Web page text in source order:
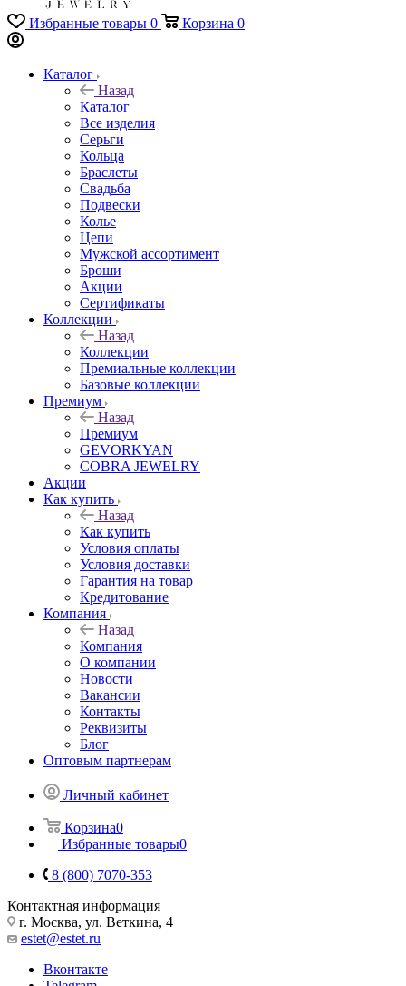
Избранные товары 0 Корзина 0
Каталог
Назад
Каталог
Все изделия
Серьги
Кольца
Браслеты
Свадьба
Подвески
Колье
Цепи
Мужской ассортимент
Броши
Акции
Сертификаты
Коллекции
Назад
Коллекции
Премиальные коллекции
Базовые коллекции
Премиум
Назад
Премиум
GEVORKYAN
COBRA JEWELRY
Акции
Как купить
Назад
Как купить
Условия оплаты
Условия доставки
Гарантия на товар
Кредитование
Компания
Назад
Компания
О компании
Новости
Вакансии
Контакты
Реквизиты
Блог
Оптовым партнерам
Личный кабинет
Корзина0
Избранные товары0
8 (800) 7070-353
Контактная информация
г. Москва, ул. Веткина, 4
estet@estet.ru
Вконтакте